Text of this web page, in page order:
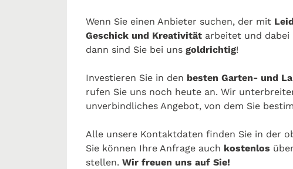
Wenn Sie einen Anbieter suchen, der mit
Geschick und Kreativität arbeitet und dabei
dann sind Sie bei uns goldrichtig!
Investieren Sie in den besten Garten- und
rufen Sie uns noch heute an. Wir
unverbindliches Angebot, von dem Sie
Alle unsere Kontaktdaten finden Sie in der
Sie können Ihre Anfrage auch kostenlos
stellen. Wir freuen uns auf Sie!